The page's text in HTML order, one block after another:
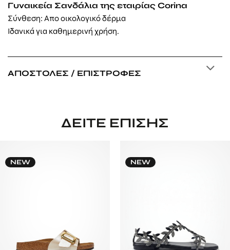
Γυναικεία Σανδάλια της εταιρίας Corina
Σύνθεση: Απο οικολογικό δέρμα
Ιδανικά για καθημερινή χρήση.
ΑΠΟΣΤΟΛΈΣ / ΕΠΙΣΤΡΟΦΈΣ
ΔΕΊΤΕ ΕΠΊΣΗΣ
NEW NEW